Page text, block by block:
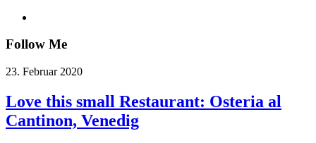
Follow Me
23. Februar 2020
Love this small Restaurant: Osteria al
Cantinon, Venedig